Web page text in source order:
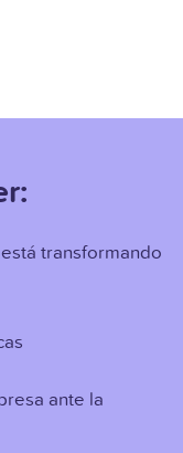
transformando
ante la